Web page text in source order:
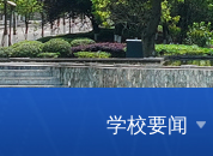
学校要闻